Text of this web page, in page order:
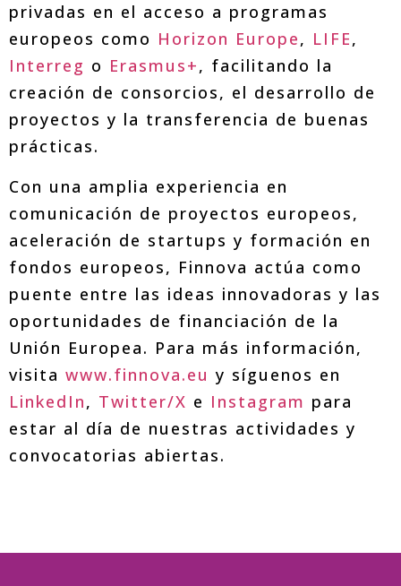
privadas en el acceso a programas
europeos como Horizon Europe, LIFE,
Interreg o Erasmus+, facilitando la
creación de consorcios, el desarrollo de
proyectos y la transferencia de buenas
prácticas.
Con una amplia experiencia en
comunicación de proyectos europeos,
aceleración de startups y formación en
fondos europeos, Finnova actúa como
puente entre las ideas innovadoras y las
oportunidades de financiación de la
Unión Europea. Para más información,
visita www.finnova.eu y síguenos en
LinkedIn, Twitter/X e Instagram para
estar al día de nuestras actividades y
convocatorias abiertas.